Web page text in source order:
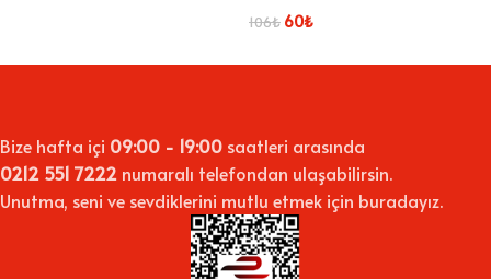
106₺ 60₺
Bize hafta içi 09:00 - 19:00 saatleri arasında
0212 551 7222 numaralı telefondan ulaşabilirsin.
Unutma, seni ve sevdiklerini mutlu etmek için buradayız.